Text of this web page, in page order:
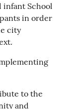
infant School
in order
city
to the
and